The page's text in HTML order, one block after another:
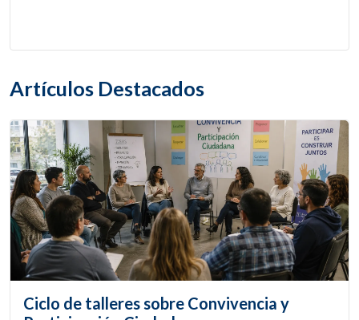
Artículos Destacados
Ciclo de talleres sobre Convivencia y